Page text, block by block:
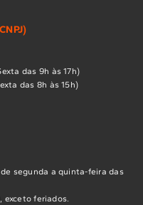
das 9h às 17h)
das 8h às 15h)
segunda a quinta-feira das
exceto feriados.